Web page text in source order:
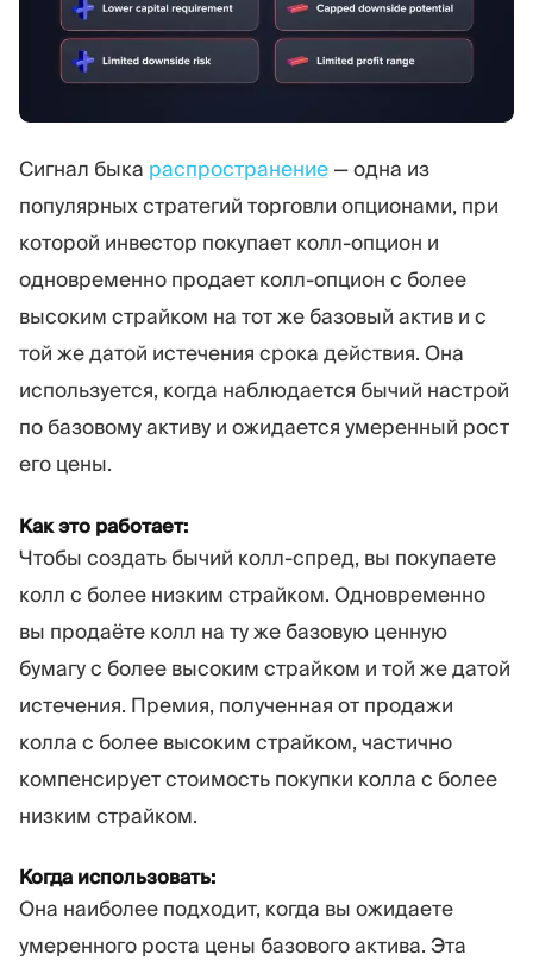
Сигнал быка распространение — одна из
популярных стратегий торговли опционами, при
которой инвестор покупает колл-опцион и
одновременно продает колл-опцион с более
высоким страйком на тот же базовый актив и с
той же датой истечения срока действия. Она
используется, когда наблюдается бычий настрой
по базовому активу и ожидается умеренный рост
его цены.
Как это работает:
Чтобы создать бычий колл-спред, вы покупаете
колл с более низким страйком. Одновременно
вы продаёте колл на ту же базовую ценную
бумагу с более высоким страйком и той же датой
истечения. Премия, полученная от продажи
колла с более высоким страйком, частично
компенсирует стоимость покупки колла с более
низким страйком.
Когда использовать:
Она наиболее подходит, когда вы ожидаете
умеренного роста цены базового актива. Эта